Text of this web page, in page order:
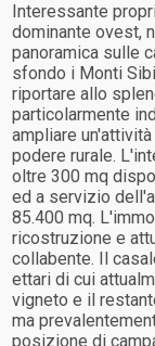
Interessante
dominante ovest,
panoramica sulle
sfondo i Monti
riportare allo
particolarmente
ampliare
podere rurale.
oltre 300 mq
ed a servizio
85.400 mq.
ricostruzione e
collabente. Il
ettari di cui
vigneto e il
ma
posizione di